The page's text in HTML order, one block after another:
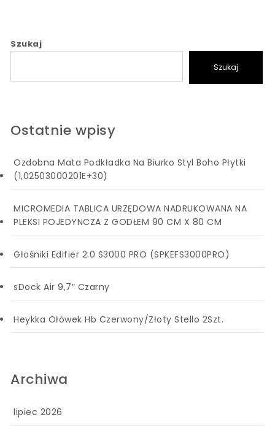
Szukaj
Szukaj
Ostatnie wpisy
Ozdobna Mata Podkładka Na Biurko Styl Boho Płytki
(1,02503000201E+30)
MICROMEDIA TABLICA URZĘDOWA NADRUKOWANA NA
PLEKSI POJEDYNCZA Z GODŁEM 90 CM X 80 CM
Głośniki Edifier 2.0 S3000 PRO (SPKEFS3000PRO)
sDock Air 9,7″ Czarny
Heykka Ołówek Hb Czerwony/Złoty Stello 2Szt.
Archiwa
lipiec 2026